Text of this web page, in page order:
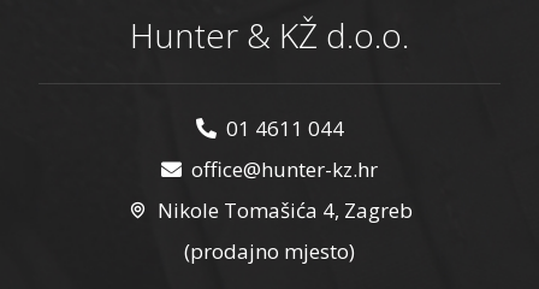
Hunter & KŽ d.o.o.
01 4611 044
office@hunter-kz.hr
Nikole Tomašića 4, Zagreb
(prodajno mjesto)